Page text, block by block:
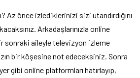
Az önce izlediklerinizi sizi utandırdığını
Arkadaşlarınızla online
sonraki aileyle televizyon izleme
bir köşesine not edeceksiniz. Sonra
gibi online platformları hatırlayıp,